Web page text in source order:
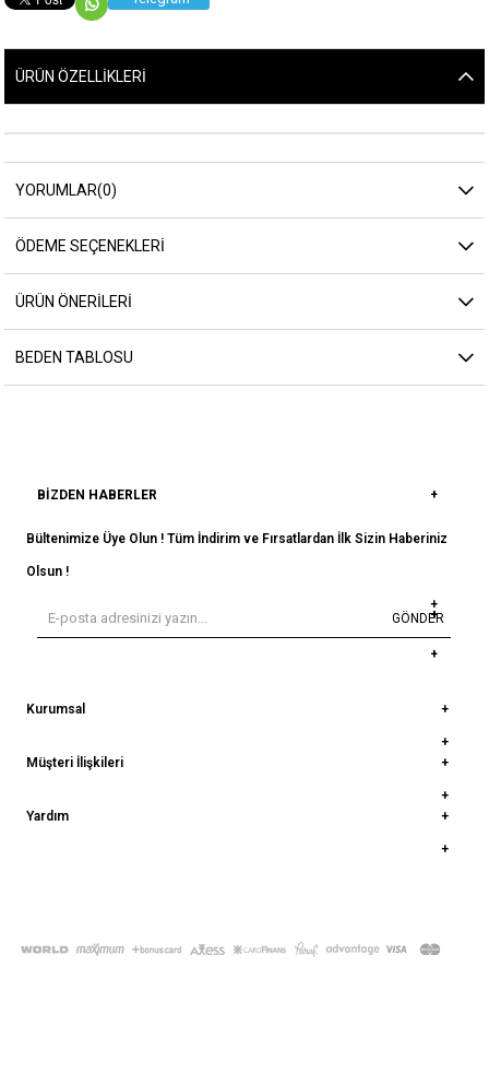
ÜRÜN ÖZELLIKLERI
YORUMLAR(0)
ÖDEME SEÇENEKLERI
ÜRÜN ÖNERILERI
BEDEN TABLOSU
BIZDEN HABERLER
Bültenimize Üye Olun ! Tüm İndirim ve Fırsatlardan İlk Sizin Haberiniz
Olsun !
GÖNDER
Kurumsal
Müşteri İlişkileri
Yardım